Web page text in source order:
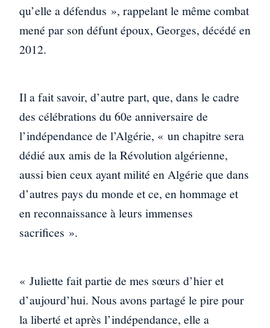
qu’elle a défendus », rappelant le même combat
mené par son défunt époux, Georges, décédé en
2012.
Il a fait savoir, d’autre part, que, dans le cadre
des célébrations du 60e anniversaire de
l’indépendance de l’Algérie, « un chapitre sera
dédié aux amis de la Révolution algérienne,
aussi bien ceux ayant milité en Algérie que dans
d’autres pays du monde et ce, en hommage et
en reconnaissance à leurs immenses
sacrifices ».
« Juliette fait partie de mes sœurs d’hier et
d’aujourd’hui. Nous avons partagé le pire pour
la liberté et après l’indépendance, elle a